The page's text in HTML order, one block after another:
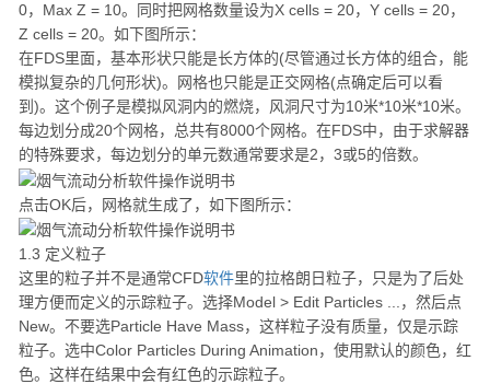
0，Max Z = 10。同时把网格数量设为X cells = 20，Y cells = 20，
Z cells = 20。如下图所示：
在FDS里面，基本形状只能是长方体的(尽管通过长方体的组合，能
模拟复杂的几何形状)。网格也只能是正交网格(点确定后可以看
到)。这个例子是模拟风洞内的燃烧，风洞尺寸为10米*10米*10米。
每边划分成20个网格，总共有8000个网格。在FDS中，由于求解器
的特殊要求，每边划分的单元数通常要求是2，3或5的倍数。
点击OK后，网格就生成了，如下图所示：
1.3 定义粒子
这里的粒子并不是通常CFD软件里的拉格朗日粒子，只是为了后处
理方便而定义的示踪粒子。选择Model > Edit Particles ...，然后点
New。不要选Particle Have Mass，这样粒子没有质量，仅是示踪
粒子。选中Color Particles During Animation，使用默认的颜色，红
色。这样在结果中会有红色的示踪粒子。